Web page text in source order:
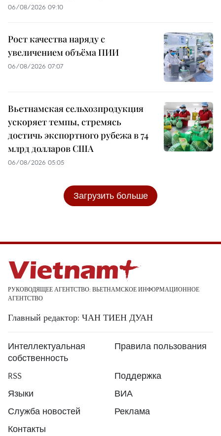
06/08/2026 09:10
Рост качества наряду с
увеличением объёма ПИИ
06/08/2026 07:07
Вьетнамская сельхозпродукция
ускоряет темпы, стремясь
достичь экспортного рубежа в 74
млрд долларов США
06/08/2026 05:05
Загрузить больше
РУКОВОДЯЩЕЕ АГЕНТСТВО: ВЬЕТНАМСКОЕ ИНФОРМАЦИОННОЕ
АГЕНТСТВО
Главный редактор: ЧАН ТИЕН ДУАН
Интеллектуальная
собственность
Правила пользования
RSS
Поддержка
Языки
ВИА
Служба новостей
Реклама
Контакты